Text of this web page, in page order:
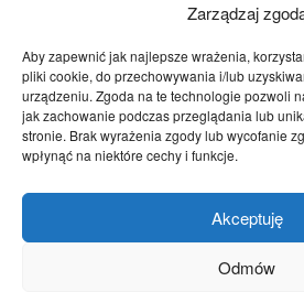
Zarządzaj
Aby zapewnić jak najlepsze wrażenia,
pliki cookie, do przechowywania i/lub
urządzeniu. Zgoda na te technologie pozwoli
jak zachowanie podczas przeglądania lub
stronie. Brak wyrażenia zgody lub wycofanie
wpłynąć na niektóre cechy i funkcje.
Akceptuję
Odmów
Temat dnia
Publicystyka
Polityka
Polska
Społeczeństwo